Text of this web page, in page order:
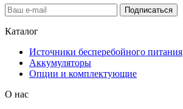
Подписаться
Каталог
Источники бесперебойного питания
Аккумуляторы
Опции и комплектующие
О нас